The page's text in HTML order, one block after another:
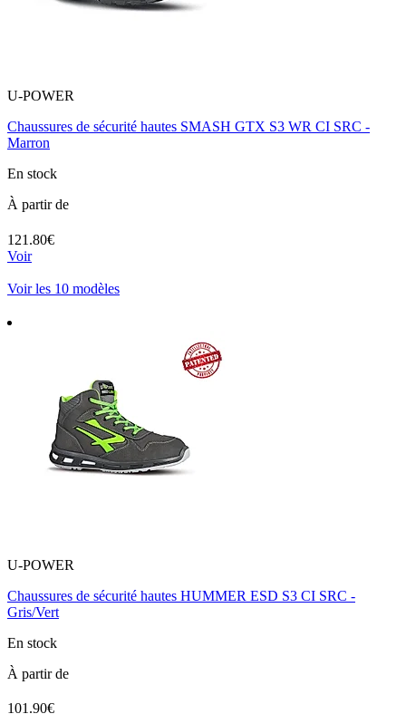
U-POWER
Chaussures de sécurité hautes SMASH GTX S3 WR CI SRC -
Marron
En stock
À partir de
121.80€
Voir
Voir les 10 modèles
U-POWER
Chaussures de sécurité hautes HUMMER ESD S3 CI SRC -
Gris/Vert
En stock
À partir de
101.90€